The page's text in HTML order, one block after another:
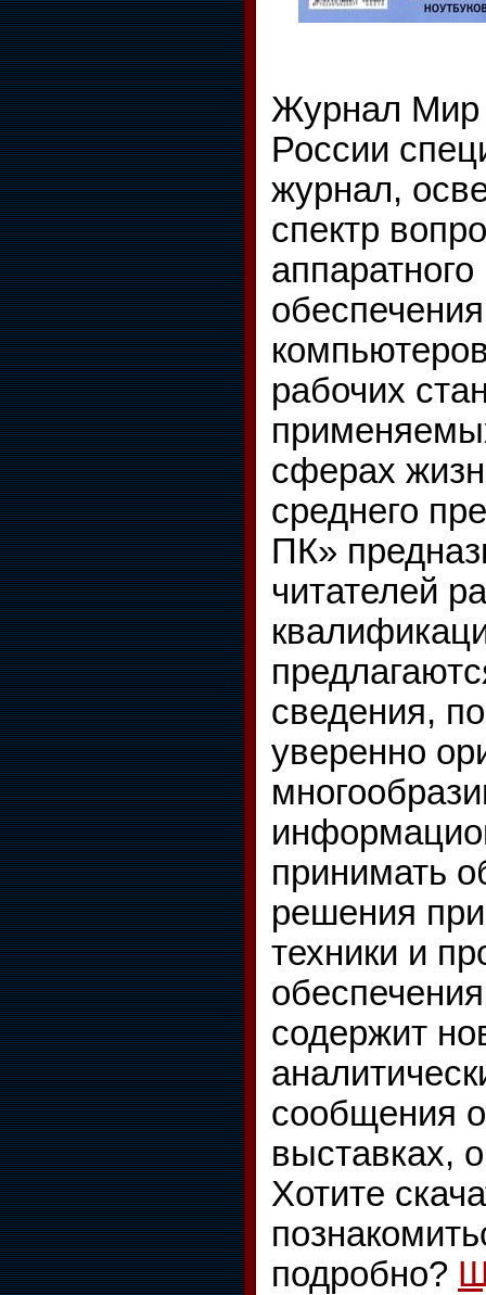
Журнал Мир
России
журнал,
спектр
рабочих
сферах
среднего
ПК»
читателей
сведения,
уверенно
принимать
решения
техники и
содержит
сообщения
выставках,
Хотите
подробно?